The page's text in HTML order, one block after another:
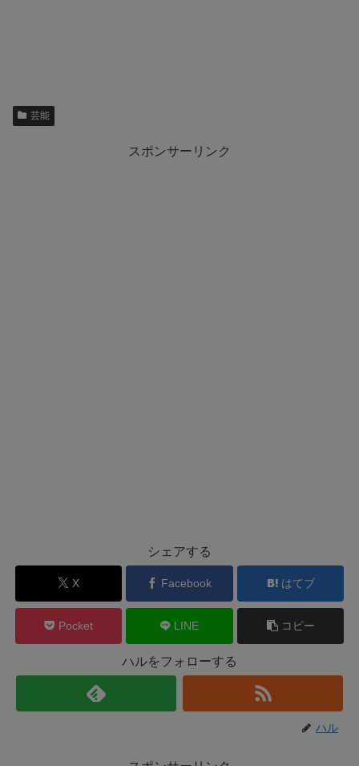
芸能
スポンサーリンク
シェアする
X Facebook はてブ
Pocket LINE コピー
ハルをフォローする
ハル